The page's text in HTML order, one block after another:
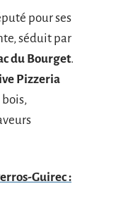
pour ses
séduit par
du Bourget.
Pizzeria
bois,
Guirec :